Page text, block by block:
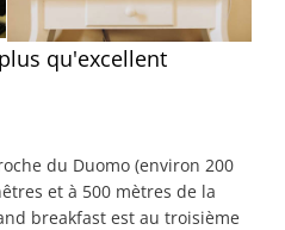
qu'excellent
du Duomo (environ 200
et à 500 mètres de la
breakfast est au troisième